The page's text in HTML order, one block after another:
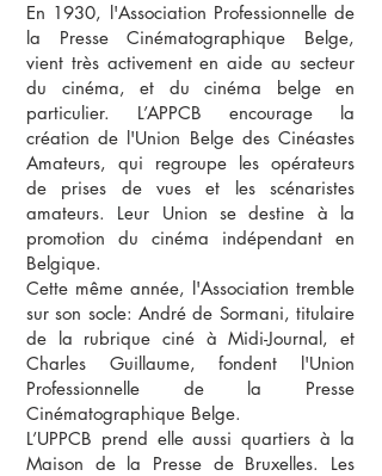
En 1930, l'Association Professionnelle de
la Presse Cinématographique Belge,
vient très activement en aide au secteur
du cinéma, et du cinéma belge en
particulier. L’APPCB encourage la
création de l'Union Belge des Cinéastes
Amateurs, qui regroupe les opérateurs
de prises de vues et les scénaristes
amateurs. Leur Union se destine à la
promotion du cinéma indépendant en
Belgique.
Cette même année, l'Association tremble
sur son socle: André de Sormani, titulaire
de la rubrique ciné à Midi-Journal, et
Charles Guillaume, fondent l'Union
Professionnelle de la Presse
Cinématographique Belge.
L’UPPCB prend elle aussi quartiers à la
Maison de la Presse de Bruxelles. Les